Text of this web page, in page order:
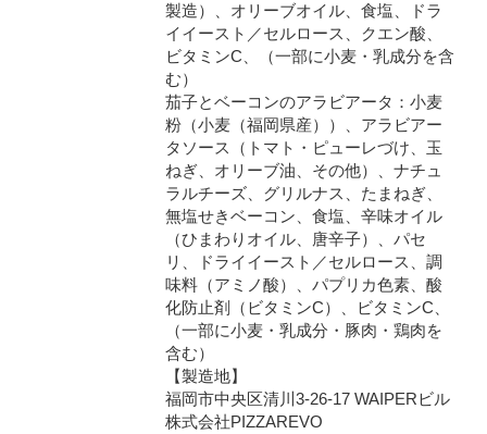
製造）、オリーブオイル、食塩、ドラ
イイースト／セルロース、クエン酸、
ビタミンC、（一部に小麦・乳成分を含
む）
茄子とベーコンのアラビアータ：小麦
粉（小麦（福岡県産））、アラビアー
タソース（トマト・ピューレづけ、玉
ねぎ、オリーブ油、その他）、ナチュ
ラルチーズ、グリルナス、たまねぎ、
無塩せきベーコン、食塩、辛味オイル
（ひまわりオイル、唐辛子）、パセ
リ、ドライイースト／セルロース、調
味料（アミノ酸）、パプリカ色素、酸
化防止剤（ビタミンC）、ビタミンC、
（一部に小麦・乳成分・豚肉・鶏肉を
含む）
【製造地】
福岡市中央区清川3-26-17 WAIPERビル
株式会社PIZZAREVO